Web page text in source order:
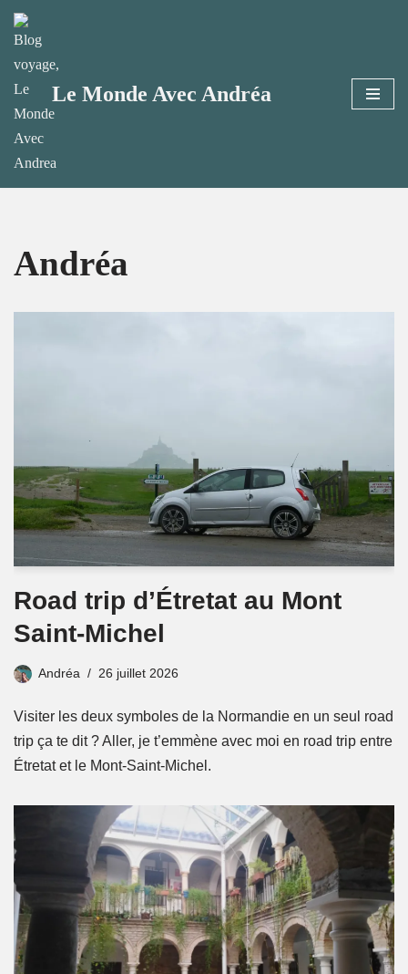
Aller
au
contenuLe Monde Avec Andréa
Andréa
Road trip d’Étretat au Mont
Saint-Michel
Andréa 26 juillet 2026
Visiter les deux symboles de la Normandie en un seul road
trip ça te dit ? Aller, je t’emmène avec moi en road trip entre
Étretat et le Mont-Saint-Michel.